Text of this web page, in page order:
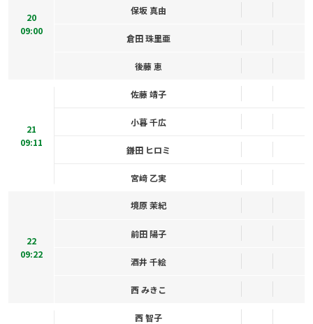
20
09:00
保坂 真由
倉田 珠里亜
後藤 恵
21
09:11
佐藤 靖子
小暮 千広
鎌田 ヒロミ
宮﨑 乙実
22
09:22
境原 茉紀
前田 陽子
酒井 千絵
西 みきこ
西 智子